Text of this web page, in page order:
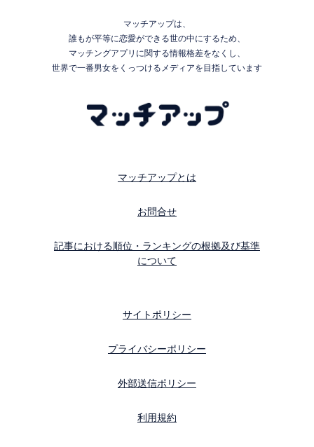
マッチアップは、
誰もが平等に恋愛ができる世の中にするため、
マッチングアプリに関する情報格差をなくし、
世界で一番男女をくっつけるメディアを目指しています
マッチアップとは
お問合せ
記事における順位・ランキングの根拠及び基準
について
サイトポリシー
プライバシーポリシー
外部送信ポリシー
利用規約